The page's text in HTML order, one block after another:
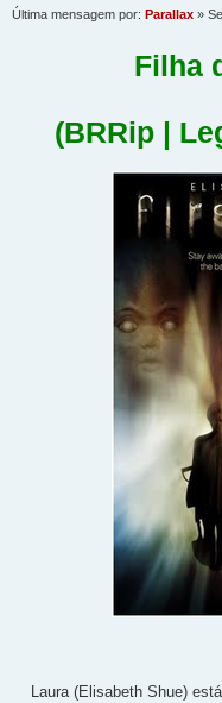
Última mensagem por: Parallax »
Filha
(BRRip |
Laura (Elisabeth Shue)